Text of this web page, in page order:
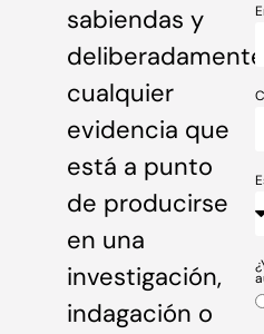
sabiendas y
deliberadamente
cualquier
evidencia que
está a punto
de producirse
en una
investigación,
indagación o